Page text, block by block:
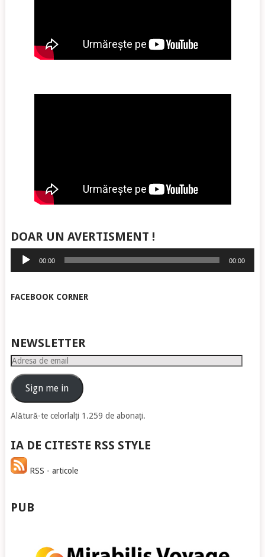
DOAR UN AVERTISMENT !
Player
audio
00:00 00:00
FACEBOOK CORNER
NEWSLETTER
Adresa
emailSign me in
Alătură-te celorlalți 1.259 de abonați.
IA DE CITESTE RSS STYLE
RSS - articole
PUB